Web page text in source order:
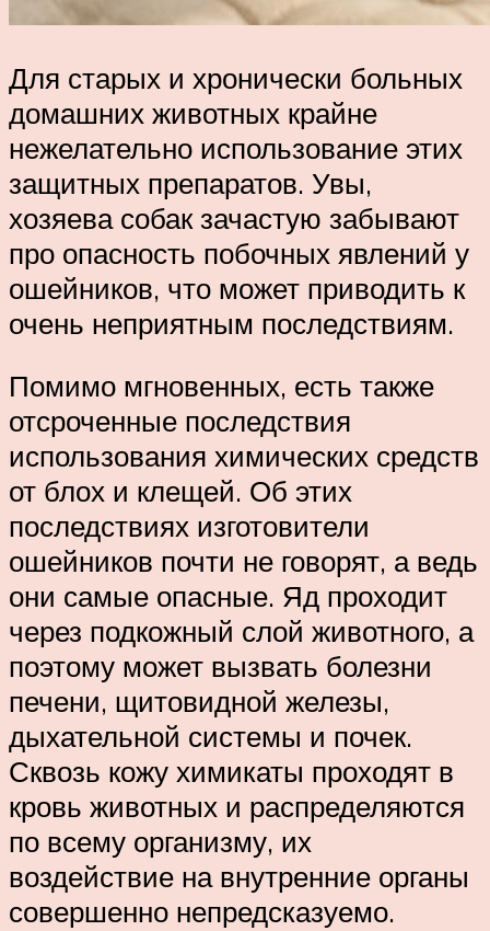
Для старых и хронически больных
домашних животных крайне
нежелательно использование этих
защитных препаратов. Увы,
хозяева собак зачастую забывают
про опасность побочных явлений у
ошейников, что может приводить к
очень неприятным последствиям.
Помимо мгновенных, есть также
отсроченные последствия
использования химических средств
от блох и клещей. Об этих
последствиях изготовители
ошейников почти не говорят, а ведь
они самые опасные. Яд проходит
через подкожный слой животного, а
поэтому может вызвать болезни
печени, щитовидной железы,
дыхательной системы и почек.
Сквозь кожу химикаты проходят в
кровь животных и распределяются
по всему организму, их
воздействие на внутренние органы
совершенно непредсказуемо.